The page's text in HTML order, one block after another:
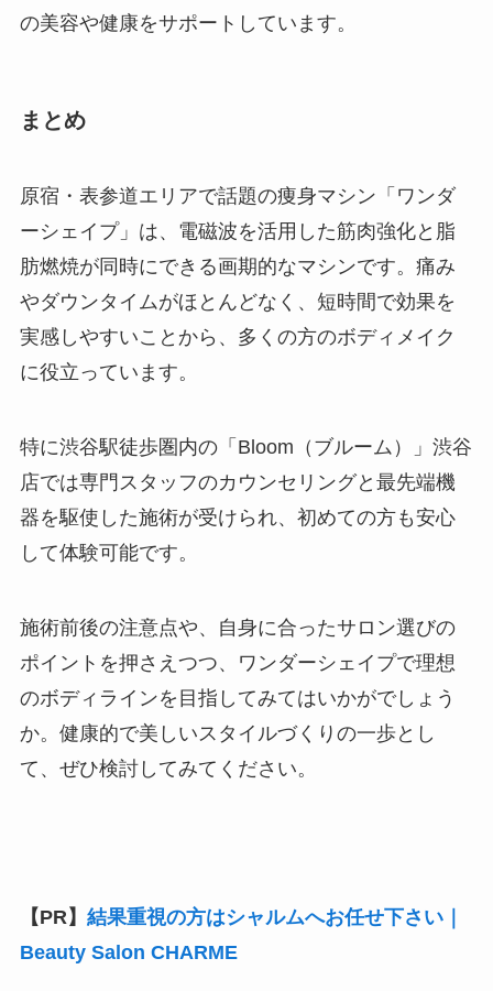
の美容や健康をサポートしています。
まとめ
原宿・表参道エリアで話題の痩身マシン「ワンダ
ーシェイプ」は、電磁波を活用した筋肉強化と脂
肪燃焼が同時にできる画期的なマシンです。痛み
やダウンタイムがほとんどなく、短時間で効果を
実感しやすいことから、多くの方のボディメイク
に役立っています。
特に渋谷駅徒歩圏内の「Bloom（ブルーム）」渋谷
店では専門スタッフのカウンセリングと最先端機
器を駆使した施術が受けられ、初めての方も安心
して体験可能です。
施術前後の注意点や、自身に合ったサロン選びの
ポイントを押さえつつ、ワンダーシェイプで理想
のボディラインを目指してみてはいかがでしょう
か。健康的で美しいスタイルづくりの一歩とし
て、ぜひ検討してみてください。
【PR】 結果重視の方はシャルムへお任せ下さい｜
Beauty Salon CHARME